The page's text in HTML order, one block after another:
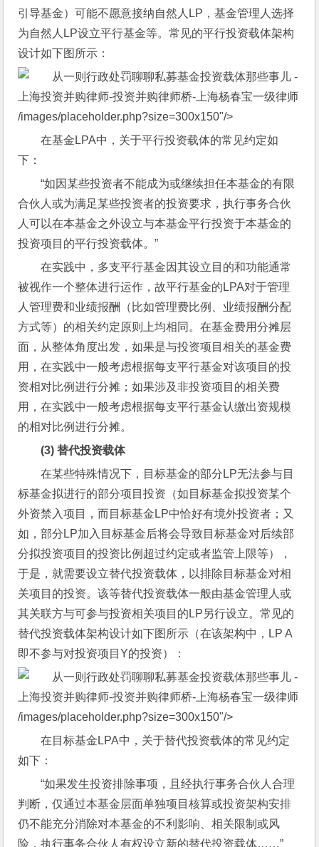
引导基金）可能不愿意接纳自然人LP，基金管理人选择
为自然人LP设立平行基金等。常见的平行投资载体架构
设计如下图所示：
/images/placeholder.php?size=300x150"/>
在基金LPA中，关于平行投资载体的常见约定如
下：
“如因某些投资者不能成为或继续担任本基金的有限
合伙人或为满足某些投资者的投资要求，执行事务合伙
人可以在本基金之外设立与本基金平行投资于本基金的
投资项目的平行投资载体。”
在实践中，多支平行基金因其设立目的和功能通常
被视作一个整体进行运作，故平行基金的LPA对于管理
人管理费和业绩报酬（比如管理费比例、业绩报酬分配
方式等）的相关约定原则上均相同。在基金费用分摊层
面，从整体角度出发，如果是与投资项目相关的基金费
用，在实践中一般考虑根据每支平行基金对该项目的投
资相对比例进行分摊；如果涉及非投资项目的相关费
用，在实践中一般考虑根据每支平行基金认缴出资规模
的相对比例进行分摊。
(3) 替代投资载体
在某些特殊情况下，目标基金的部分LP无法参与目
标基金拟进行的部分项目投资（如目标基金拟投资某个
外资禁入项目，而目标基金LP中恰好有境外投资者；又
如，部分LP加入目标基金后将会导致目标基金对后续部
分拟投资项目的投资比例超过约定或者监管上限等），
于是，就需要设立替代投资载体，以排除目标基金对相
关项目的投资。该等替代投资载体一般由基金管理人或
其关联方与可参与投资相关项目的LP另行设立。常见的
替代投资载体架构设计如下图所示（在该架构中，LP A
即不参与对投资项目Y的投资）：
/images/placeholder.php?size=300x150"/>
在目标基金LPA中，关于替代投资载体的常见约定
如下：
“如果发生投资排除事项，且经执行事务合伙人合理
判断，仅通过本基金层面单独项目核算或投资架构安排
仍不能充分消除对本基金的不利影响、相关限制或风
险，执行事务合伙人有权设立新的替代投资载体……”